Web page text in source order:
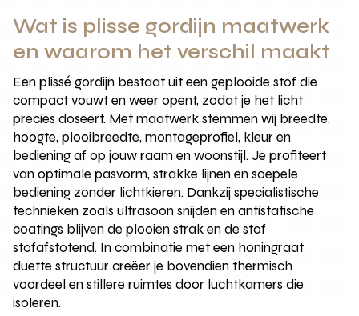
Wat is plisse gordijn maatwerk
en waarom het verschil maakt
Een plissé gordijn bestaat uit een geplooide stof die
compact vouwt en weer opent, zodat je het licht
precies doseert. Met maatwerk stemmen wij breedte,
hoogte, plooibreedte, montageprofiel, kleur en
bediening af op jouw raam en woonstijl. Je profiteert
van optimale pasvorm, strakke lijnen en soepele
bediening zonder lichtkieren. Dankzij specialistische
technieken zoals ultrasoon snijden en antistatische
coatings blijven de plooien strak en de stof
stofafstotend. In combinatie met een honingraat
duette structuur creëer je bovendien thermisch
voordeel en stillere ruimtes door luchtkamers die
isoleren.